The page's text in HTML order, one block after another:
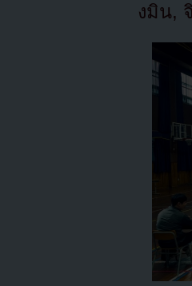
งมิน,